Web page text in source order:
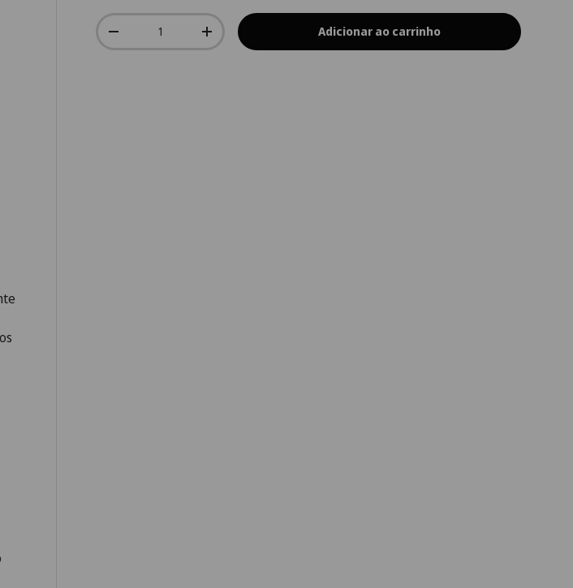
Qtd.
-
+ Adicionar ao carrinho